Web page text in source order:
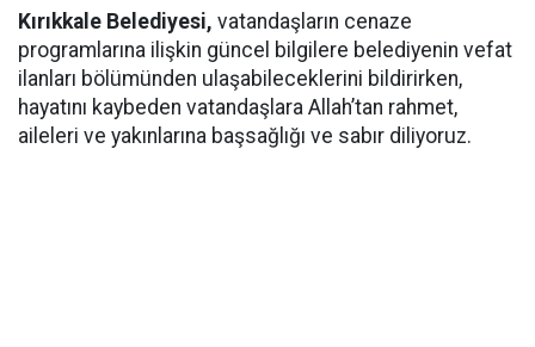
Kırıkkale Belediyesi, vatandaşların cenaze
programlarına ilişkin güncel bilgilere belediyenin vefat
ilanları bölümünden ulaşabileceklerini bildirirken,
hayatını kaybeden vatandaşlara Allah’tan rahmet,
aileleri ve yakınlarına başsağlığı ve sabır diliyoruz.